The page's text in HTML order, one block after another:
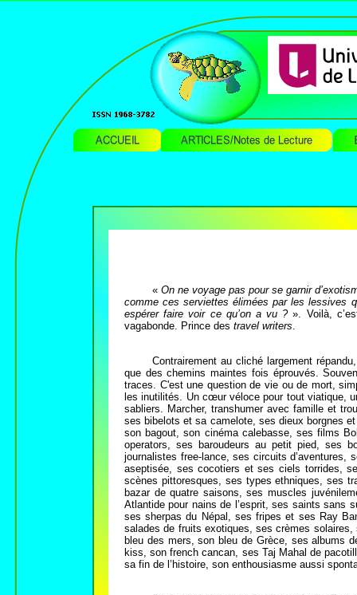
« On ne voyage pas pour se garnir
comme ces serviettes élimées par les lessives
espérer faire voir ce qu’on a vu ?». Voilà,
vagabonde. Prince des travel writers.
Contrairement au cliché largement
que des chemins maintes fois éprouvés.
traces. C'est une question de vie ou de mort,
les inutilités. Un cœur véloce pour tout viatique,
sabliers. Marcher, transhumer avec famille et
ses bibelots et sa camelote, ses dieux borgnes
son bagout, son cinéma calebasse, ses films
operators, ses baroudeurs au petit pied, ses
journalistes free-lance, ses circuits d’aventures,
aseptisée, ses cocotiers et ses ciels torrides,
scènes pittoresques, ses types ethniques, ses
bazar de quatre saisons, ses muscles
Atlantide pour nains de l’esprit, ses saints sans
ses sherpas du Népal, ses fripes et ses Ray
salades de fruits exotiques, ses crèmes
bleu des mers, son bleu de Grèce, ses albums
kiss, son french cancan, ses Taj Mahal de
sa fin de l’histoire, son enthousiasme aussi